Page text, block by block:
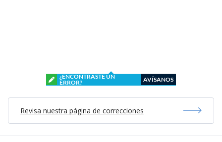
¿ENCONTRASTE UN
ERROR?
AVÍSANOS
Revisa nuestra página de correcciones